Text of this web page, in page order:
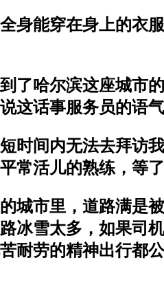
身能穿在身上的衣
了哈尔滨这座城市
这话事服务员的语
时间内无法去拜访
常活儿的熟练，等
城市里，道路满是
冰雪太多，如果司
耐劳的精神出行都公